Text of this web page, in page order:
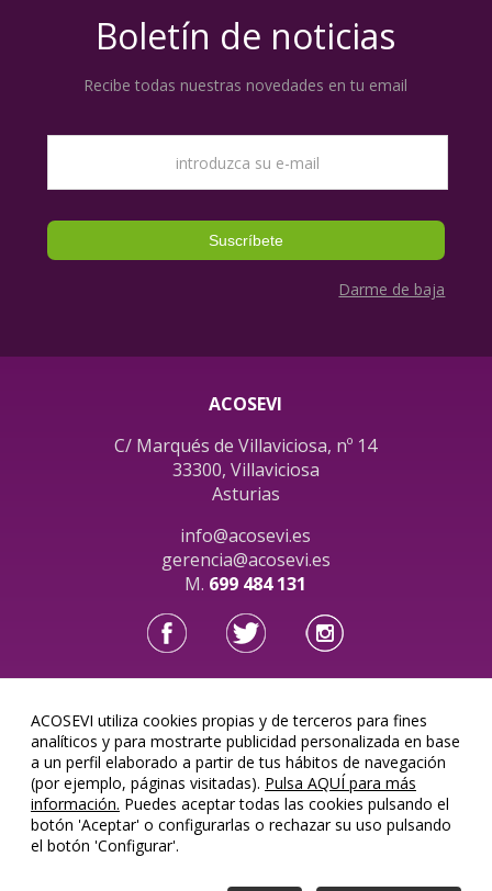
Boletín de noticias
Recibe todas nuestras novedades en tu email
Darme de baja
ACOSEVI
C/ Marqués de Villaviciosa, nº 14
33300, Villaviciosa
Asturias
info@acosevi.es
gerencia@acosevi.es
M. 699 484 131
Acosevi, SL © 2026
ACOSEVI utiliza cookies propias y de terceros para fines
analíticos y para mostrarte publicidad personalizada en base
a un perfil elaborado a partir de tus hábitos de navegación
(por ejemplo, páginas visitadas). Pulsa AQUÍ para más
información. Puedes aceptar todas las cookies pulsando el
botón 'Aceptar' o configurarlas o rechazar su uso pulsando
el botón 'Configurar'.